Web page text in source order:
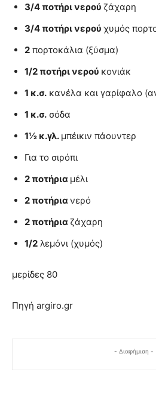
3/4 ποτήρι νερού ζάχαρη
3/4 ποτήρι νερού χυμός
2 πορτοκάλια (ξύσμα)
1/2 ποτήρι νερού κονιάκ
1 κ.σ. κανέλα και γαρίφαλο
1 κ.σ. σόδα
1½ κ.γλ. μπέικιν πάουντερ
Για το σιρόπι
2 ποτήρια µέλι
2 ποτήρια νερό
2 ποτήρια ζάχαρη
1/2 λεμόνι (χυμός)
μερίδες 80
Πηγή argiro.gr
- Διαφήμιση -